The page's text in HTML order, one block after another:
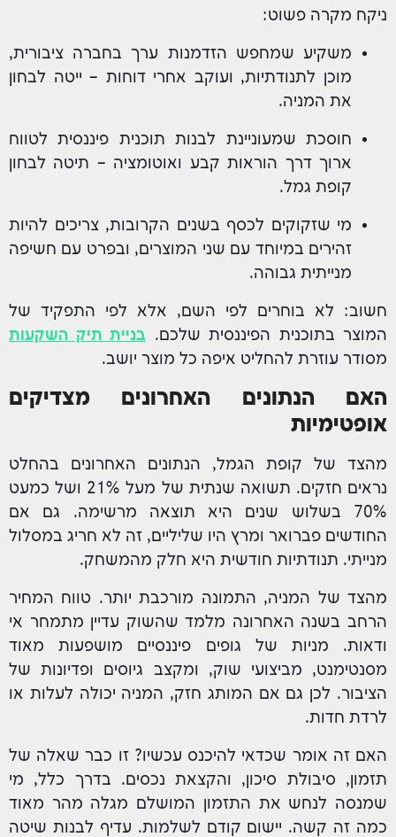
ניקח מקרה פשוט:
משקיע שמחפש הזדמנות ערך בחברה ציבורית,
מוכן לתנודתיות, ועוקב אחרי דוחות – ייטה לבחון
את המניה.
חוסכת שמעוניינת לבנות תוכנית פיננסית לטווח
ארוך דרך הוראות קבע ואוטומציה – תיטה לבחון
קופת גמל.
מי שזקוקים לכסף בשנים הקרובות, צריכים להיות
זהירים במיוחד עם שני המוצרים, ובפרט עם חשיפה
מנייתית גבוהה.
חשוב: לא בוחרים לפי השם, אלא לפי התפקיד של
המוצר בתוכנית הפיננסית שלכם. בניית תיק השקעות
מסודר עוזרת להחליט איפה כל מוצר יושב.
האם הנתונים האחרונים מצדיקים
אופטימיות
מהצד של קופת הגמל, הנתונים האחרונים בהחלט
נראים חזקים. תשואה שנתית של מעל 21% ושל כמעט
70% בשלוש שנים היא תוצאה מרשימה. גם אם
החודשים פברואר ומרץ היו שליליים, זה לא חריג במסלול
מנייתי. תנודתיות חודשית היא חלק מהמשחק.
מהצד של המניה, התמונה מורכבת יותר. טווח המחיר
הרחב בשנה האחרונה מלמד שהשוק עדיין מתמחר אי
ודאות. מניות של גופים פיננסיים מושפעות מאוד
מסנטימנט, מביצועי שוק, ומקצב גיוסים ופדיונות של
הציבור. לכן גם אם המותג חזק, המניה יכולה לעלות או
לרדת חדות.
האם זה אומר שכדאי להיכנס עכשיו? זו כבר שאלה של
תזמון, סיבולת סיכון, והקצאת נכסים. בדרך כלל, מי
שמנסה לנחש את התזמון המושלם מגלה מהר מאוד
כמה זה קשה. יישום קודם לשלמות. עדיף לבנות שיטה